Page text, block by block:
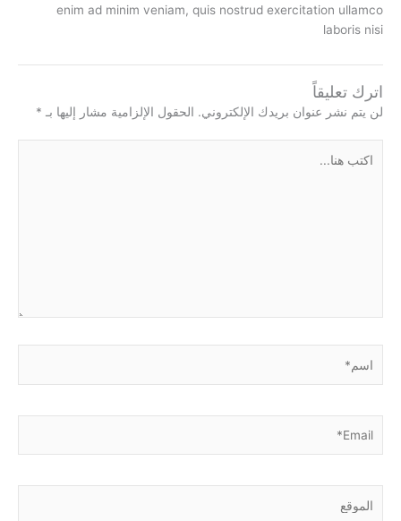
enim ad minim veniam, quis nostrud exercitation ullamco
laboris nisi
اترك تعليقاً
لن يتم نشر عنوان بريدك الإلكتروني. الحقول الإلزامية مشار إليها بـ *
هنا...